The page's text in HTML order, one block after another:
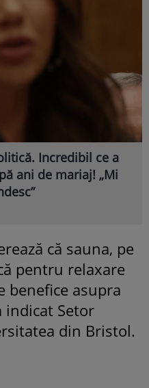
Incredibil ce a
ani de mariaj! „Mi
că sauna, pe
pentru relaxare
benefice asupra
indicat Setor
din Bristol.